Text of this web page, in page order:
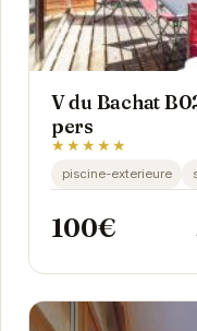
V du Bachat
pers
★★★★★
piscine-exterieure
100€